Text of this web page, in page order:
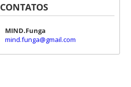
CONTATOS
MIND.Funga
mind.funga@gmail.com